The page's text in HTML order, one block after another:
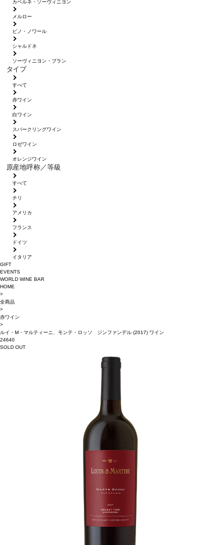
カベルネ・ソーヴィニヨン
メルロー
ピノ・ノワール
シャルドネ
ソーヴィニヨン・ブラン
タイプ
すべて
赤ワイン
白ワイン
スパークリングワイン
ロゼワイン
オレンジワイン
原産地呼称／等級
すべて
チリ
アメリカ
フランス
ドイツ
イタリア
GIFT
EVENTS
WORLD WINE BAR
HOME
>
全商品
>
赤ワイン
>
ルイ・M・マルティーニ、モンテ・ロッソ ジンファンデル (2017) ワイン
24640
SOLD OUT